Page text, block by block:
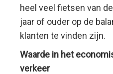
heel veel fietsen van
jaar of ouder op de
klanten te vinden zijn.
Waarde in het
verkeer